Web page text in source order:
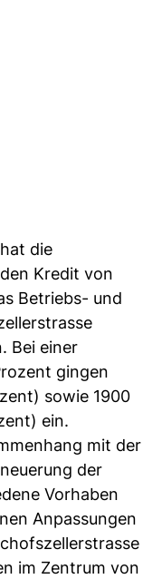
die
Kredit von
Betriebs- und
Bei einer
gingen
sowie 1900
ein.
mit der
der
Vorhaben
Anpassungen
im Zentrum von